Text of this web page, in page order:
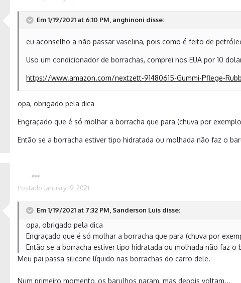
Em 1/19/2021 at 6:10 PM, anghinoni disse:
eu aconselho a não passar vaselina, pois como é feito de
Uso um condicionador de borrachas, comprei nos EUA por 10
https://www.amazon.com/nextzett-91480615-Gummi-Pflege-
opa, obrigado pela dica
Engraçado que é só molhar a borracha que para (chuva por
Então se a borracha estiver tipo hidratada ou molhada não faz o
Postado January 19, 2021
Em 1/19/2021 at 7:32 PM, Sanderson Luis disse:
opa, obrigado pela dica
Engraçado que é só molhar a borracha que para (chuva por
Então se a borracha estiver tipo hidratada ou molhada não faz o
Meu pai passa silicone líquido nas borrachas do carro dele.
Num primeiro momento, os barulhos param, mas depois voltam...